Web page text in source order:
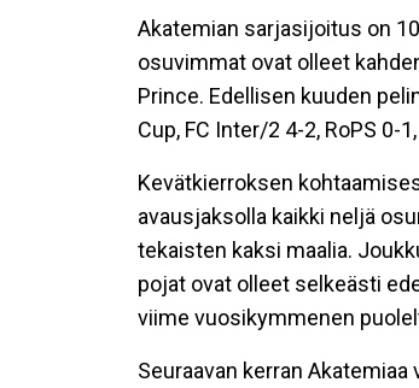
Akatemian sarjasijoitus on
osuvimmat ovat olleet
Prince. Edellisen kuuden
Cup, FC Inter/2 4-2, RoPS 0-
Kevätkierroksen
avausjaksolla kaikki neljä
tekaisten kaksi maalia.
pojat ovat olleet selkeästi
viime vuosikymmenen
Seuraavan kerran